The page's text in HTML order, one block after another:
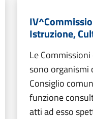
Istruzione,
Le
sono organismi
Consiglio
funzione
atti ad esso